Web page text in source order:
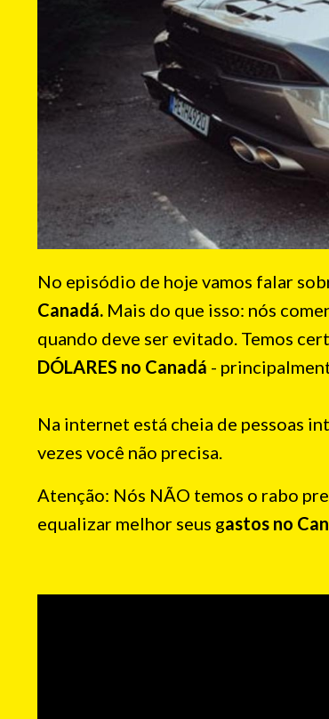
No episódio de hoje vamos falar
Canadá. Mais do que isso: nós
quando deve ser evitado. Temos
DÓLARES no Canadá -
Na internet está cheia de pessoas
vezes você não precisa.
Atenção: Nós NÃO temos o rabo
equalizar melhor seus gastos no